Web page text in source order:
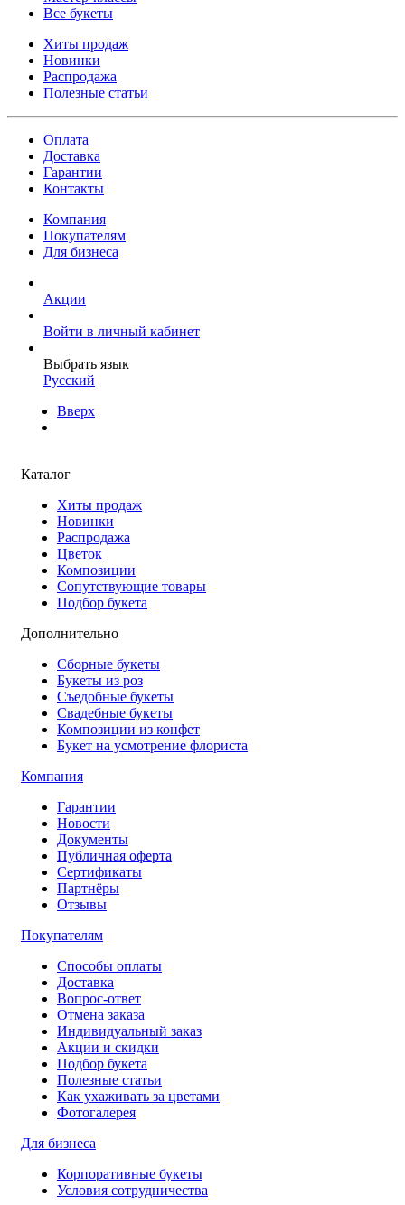
Все букеты
Хиты продаж
Новинки
Распродажа
Полезные статьи
Оплата
Доставка
Гарантии
Контакты
Компания
Покупателям
Для бизнеса
Акции
Войти в личный кабинет
Выбрать язык
Русский
Вверх
Каталог
Хиты продаж
Новинки
Распродажа
Цветок
Композиции
Сопутствующие товары
Подбор букета
Дополнительно
Сборные букеты
Букеты из роз
Съедобные букеты
Свадебные букеты
Композиции из конфет
Букет на усмотрение флориста
Компания
Гарантии
Новости
Документы
Публичная оферта
Сертификаты
Партнёры
Отзывы
Покупателям
Способы оплаты
Доставка
Вопрос-ответ
Отмена заказа
Индивидуальный заказ
Акции и скидки
Подбор букета
Полезные статьи
Как ухаживать за цветами
Фотогалерея
Для бизнеса
Корпоративные букеты
Условия сотрудничества